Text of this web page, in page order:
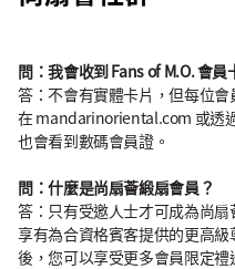
問：我會收到 Fans of M.O. 會員
答：不會有實體卡片，但每位
在 mandarinoriental.com 或透
也會看到數碼會員證。
問：什麼是尚扇薈緞扇會員？
答：只有受邀人士才可成為尚
享有為合資格賓客提供的更高
後，您可以享受更多會員限定禮